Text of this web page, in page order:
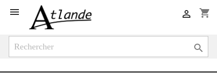
 shopping_cart

